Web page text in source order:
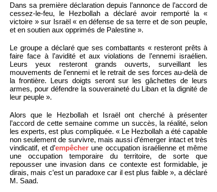
Dans sa première déclaration depuis l’annonce de l’accord de
cessez-le-feu, le Hezbollah a déclaré avoir remporté la «
victoire » sur Israël « en défense de sa terre et de son peuple,
et en soutien aux opprimés de Palestine ».
Le groupe a déclaré que ses combattants « resteront prêts à
faire face à l’avidité et aux violations de l’ennemi israélien.
Leurs yeux resteront grands ouverts, surveillant les
mouvements de l’ennemi et le retrait de ses forces au-delà de
la frontière. Leurs doigts seront sur les gâchettes de leurs
armes, pour défendre la souveraineté du Liban et la dignité de
leur peuple ».
Alors que le Hezbollah et Israël ont cherché à présenter
l’accord de cette semaine comme un succès, la réalité, selon
les experts, est plus compliquée. « Le Hezbollah a été capable
non seulement de survivre, mais aussi d’émerger intact et très
vindicatif, et d’empêcher une occupation israélienne et même
une occupation temporaire du territoire, de sorte que
repousser une invasion dans ce contexte est formidable, je
dirais, mais c’est un paradoxe car il est plus faible », a déclaré
M. Saad.